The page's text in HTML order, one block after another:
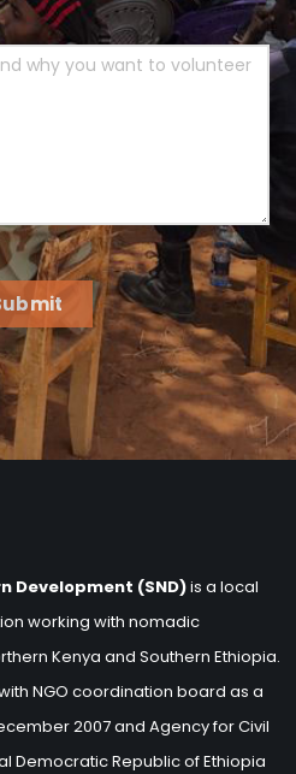
Development (SND)is a local
working with nomadic
Kenya and Southern Ethiopia.
NGO coordination board as a
2007 and Agency for Civil
Democratic Republic of Ethiopia